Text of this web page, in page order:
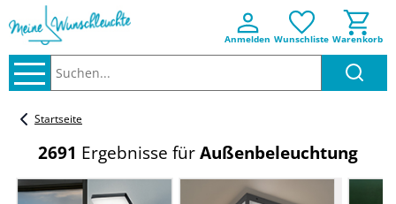
Anmelden Wunschliste Warenkorb
Startseite
2691 Ergebnisse fürAußenbeleuchtung